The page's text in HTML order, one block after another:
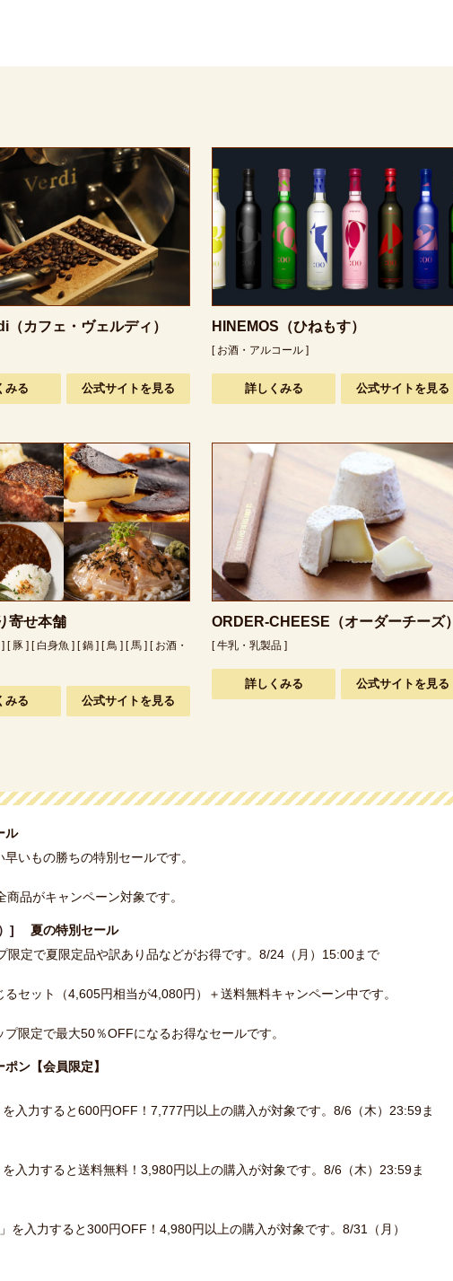
（カフェ・ヴェルディ）
みる 公式サイトを見る
HINEMOS（ひねもす）
[ お酒・アルコール ]
詳しくみる 公式サイトを見る
寄せ本舗
[ 豚 ] [ 白身魚 ] [ 鍋 ] [ 鳥 ] [ 馬 ] [ お酒・
みる 公式サイトを見る
ORDER-CHEESE（オーダーチーズ）
[ 牛乳・乳製品 ]
詳しくみる 公式サイトを見る
ル
いもの勝ちの特別セールです。
品がキャンペーン対象です。
）]
夏の特別セール
限定で夏限定品や訳あり品などがお得です。8/24（月）15:00まで
セット（4,605円相当が4,080円）＋送料無料キャンペーン中です。
限定で最大50％OFFになるお得なセールです。
ン【会員限定】
を入力すると600円OFF！7,777円以上の購入が対象です。8/6（木）23:59ま
を入力すると送料無料！3,980円以上の購入が対象です。8/6（木）23:59ま
」を入力すると300円OFF！4,980円以上の購入が対象です。8/31（月）